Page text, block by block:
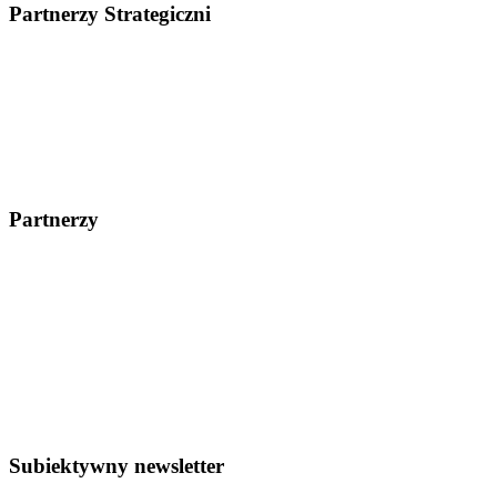
Partnerzy Strategiczni
Partnerzy
Subiektywny newsletter